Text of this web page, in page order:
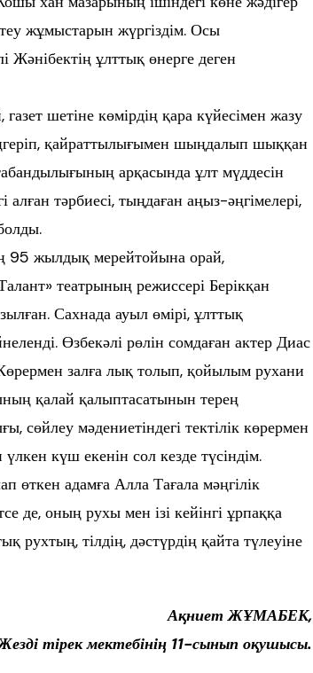
жұмыстарын жүргіздім. Осы
Жәнібектің ұлттық өнерге деген
шетіне көмірдің қара күйесімен жазу
қайраттылығымен шыңдалып шыққан
арқасында ұлт мүддесін
алған тәрбиесі, тыңдаған аңыз-әңгімелері,
95 жылдық мерейтойына орай,
театрының режиссері Берікқан
Сахнада ауыл өмірі, ұлттық
Өзбекәлі рөлін сомдаған актер Диас
залға лық толып, қойылым рухани
қалай қалыптасатынын терең
сөйлеу мәдениетіндегі тектілік көрермен
күш екенін сол кезде түсіндім.
адамға Алла Тағала мәңгілік
де, оның рухы мен ізі кейінгі ұрпаққа
тілдің, дәстүрдің қайта түлеуіне
Ақниет ЖҰМАБЕК,
тірек мектебінің 11-сынып оқушысы.